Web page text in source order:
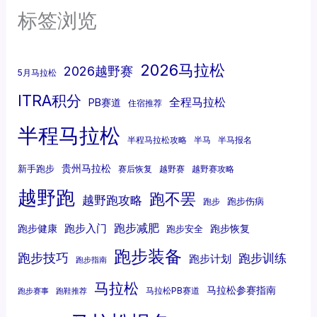
标签浏览
5月马拉松 2026越野赛 2026马拉松
ITRA积分 PB赛道 住宿推荐 全程马拉松
半程马拉松 半程马拉松攻略 半马 半马报名
新手跑步 贵州马拉松 赛后恢复 越野赛 越野赛攻略
越野跑 越野跑攻略 跑不罢 跑步 跑步伤病
跑步健康 跑步入门 跑步减肥 跑步安全 跑步恢复
跑步技巧 跑步指南 跑步装备 跑步计划 跑步训练
跑步赛事 跑鞋推荐 马拉松 马拉松PB赛道 马拉松参赛指南